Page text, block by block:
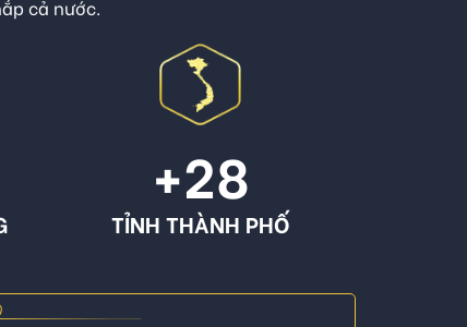
cả nước.
+28
TỈNH THÀNH PHỐ